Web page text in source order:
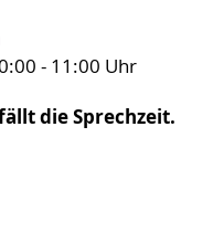
- 11:00 Uhr
die Sprechzeit.